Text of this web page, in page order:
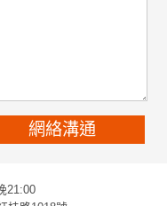
網絡溝通
21:00